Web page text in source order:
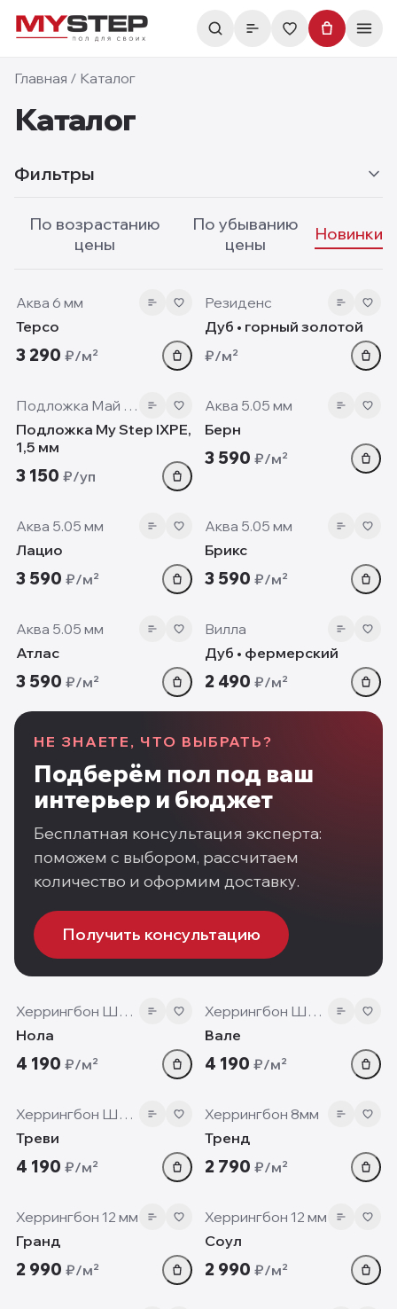
Главная / Каталог
Каталог
Фильтры
По возрастанию
цены
По убыванию
цены
Новинки
new
Аква 6 мм
Терсо
3 290 ₽/м²
new
Резиденс
Дуб • горный золотой
₽/м²
Подложка Май Степ
Подложка My Step IXPE,
1,5 мм
3 150 ₽/уп
5.05 мм
Аква 5.05 мм
Берн
3 590 ₽/м²
5.05 мм
Аква 5.05 мм
Лацио
3 590 ₽/м²
Аква 5.05 мм
Брикс
3 590 ₽/м²
5.05 мм
Аква 5.05 мм
Атлас
3 590 ₽/м²
12mm
Вилла
Дуб • фермерский
2 490 ₽/м²
НЕ ЗНАЕТЕ, ЧТО ВЫБРАТЬ?
Подберём пол под ваш
интерьер и бюджет
Бесплатная консультация эксперта:
поможем с выбором, рассчитаем
количество и оформим доставку.
Получить консультацию
12 мм
Херрингбон Шеврон
Нола
4 190 ₽/м²
12 мм
Херрингбон Шеврон
Вале
4 190 ₽/м²
12 мм
Херрингбон Шеврон
Треви
4 190 ₽/м²
8 мм
Херрингбон 8мм
Тренд
2 790 ₽/м²
12 мм
Херрингбон 12 мм
Гранд
2 990 ₽/м²
12 мм
Херрингбон 12 мм
Соул
2 990 ₽/м²
12 мм 8 мм